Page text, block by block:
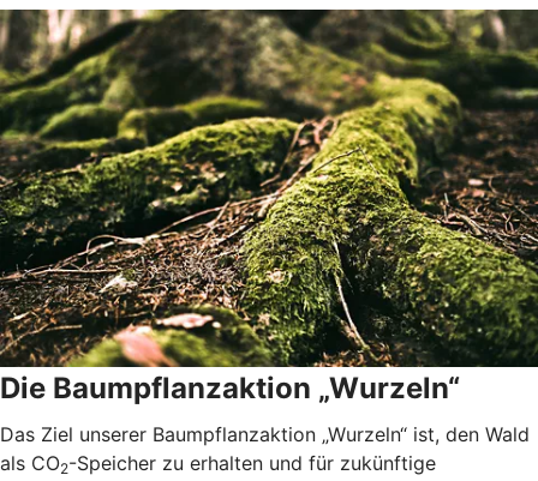
Die Baumpflanzaktion „Wurzeln“
Das Ziel unserer Baumpflanzaktion „Wurzeln“ ist, den Wald
als CO2-Speicher zu erhalten und für zukünftige